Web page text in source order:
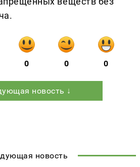
0 0 0
новость ↓
новость